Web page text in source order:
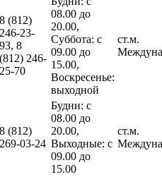
8 (812)
246-23-
93, 8
(812) 246-
25-70
08.00 до
20.00,
Суббота: с
09.00 до
15.00,
Воскресенье:
выходной
ст.м.
8 (812)
269-03-24
Будни: с
08.00 до
20.00,
Выходные: с
09.00 до
15.00
ст.м.